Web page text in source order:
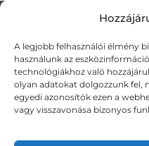
A legjobb felhasználói élmény
használunk az
technológiákhoz való
olyan adatokat dolgozzunk fel,
egyedi azonosítók ezen a
vagy visszavonása bizonyos
Bencze Hajnalka
terapeuta és
(Chinese Image
terapeuta, érzelmi
elakadások